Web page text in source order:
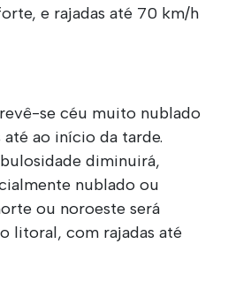
e rajadas até 70 km/h
se céu muito nublado
ao início da tarde.
diminuirá,
nublado ou
ou noroeste será
litoral, com rajadas até